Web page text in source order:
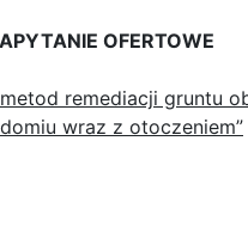
OFERTOWE
remediacji gruntu
wraz z otoczeniem”